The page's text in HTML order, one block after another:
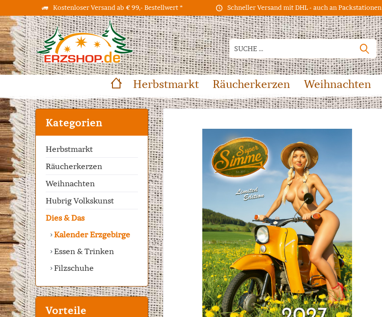
Kostenloser Versand ab € 99,- Bestellwert * Schneller Versand mit DHL - auch an Packstationen
Herbstmarkt Räucherkerzen Weihnachten
Kategorien
Herbstmarkt
Räucherkerzen
Weihnachten
Hubrig Volkskunst
Dies & Das
Kalender Erzgebirge
Essen & Trinken
Filzschuhe
Vorteile